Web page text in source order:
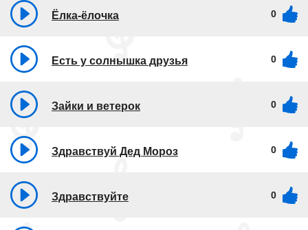
Ёлка-ёлочка 0
Есть у солнышка друзья 0
Зайки и ветерок 0
Здравствуй Дед Мороз 0
Здравствуйте 0